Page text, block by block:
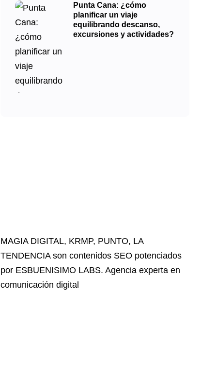
Punta Cana: ¿cómo
planificar un viaje
equilibrando descanso,
excursiones y actividades?
MAGIA DIGITAL, KRMP, PUNTO, LA
TENDENCIAson contenidos SEO potenciados
por ESBUENISIMO LABS. Agencia experta en
comunicación digital